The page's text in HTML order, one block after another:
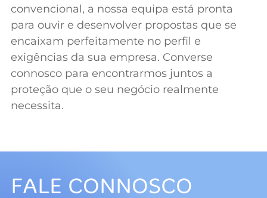
convencional, a nossa equipa está pronta
para ouvir e desenvolver propostas que se
encaixam perfeitamente no perfil e
exigências da sua empresa. Converse
connosco para encontrarmos juntos a
proteção que o seu negócio realmente
necessita.
FALE CONNOSCO